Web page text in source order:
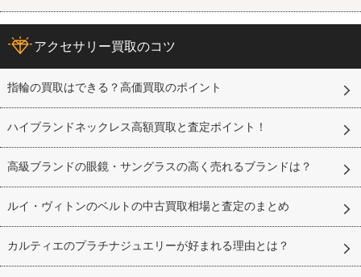
アクセサリー買取のコツ
指輪の買取はできる？高価買取のポイント
ハイブランドネックレス高額買取と査定ポイント！
高級ブランドの眼鏡・サングラスの高く売れるブランドは？
ルイ・ヴィトンのベルトの中古買取相場と査定のまとめ
カルティエのプラチナジュエリーが好まれる理由とは？